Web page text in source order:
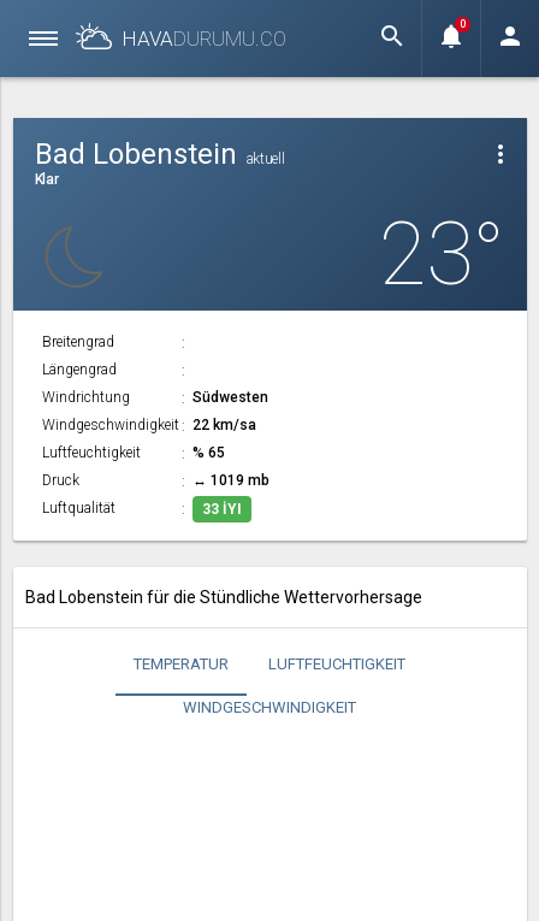
HAVADURUMU.CO search notifications
0 person
more_vert
Bad Lobenstein
aktuell
Klar
23°
Breitengrad
Längengrad
Windrichtung
Südwesten
Windgeschwindigkeit
22 km/sa
Luftfeuchtigkeit
% 65
Druck
↔ 1019 mb
Luftqualität
33 İYI
Bad Lobenstein für die Stündliche Wettervorhersage
TEMPERATUR LUFTFEUCHTIGKEIT
WINDGESCHWINDIGKEIT